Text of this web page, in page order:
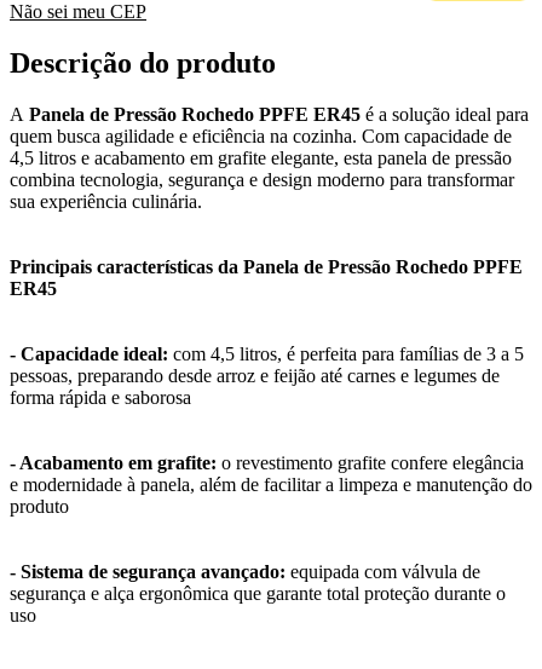
Não sei meu CEP
Descrição do produto
A Panela de Pressão Rochedo PPFE ER45 é a solução ideal para
quem busca agilidade e eficiência na cozinha. Com capacidade de
4,5 litros e acabamento em grafite elegante, esta panela de pressão
combina tecnologia, segurança e design moderno para transformar
sua experiência culinária.
Principais características da Panela de Pressão Rochedo PPFE
ER45
- Capacidade ideal: com 4,5 litros, é perfeita para famílias de 3 a 5
pessoas, preparando desde arroz e feijão até carnes e legumes de
forma rápida e saborosa
- Acabamento em grafite: o revestimento grafite confere elegância
e modernidade à panela, além de facilitar a limpeza e manutenção do
produto
- Sistema de segurança avançado: equipada com válvula de
segurança e alça ergonômica que garante total proteção durante o
uso